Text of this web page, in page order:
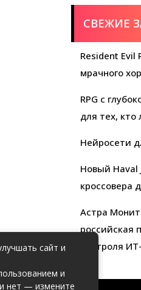
СВЕЖИЕ
Resident Evil
мрачного
RPG с
для тех,
Нейросети
Новый Haval
кроссовера
Астра
российская
контроля
сайт и
и
нет — измените